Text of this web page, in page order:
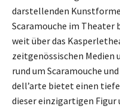
darstellenden
Scaramouche im Theater
weit über das
zeitgenössischen Medien
rund um Scaramouche
dell’arte bietet einen
dieser einzigartigen